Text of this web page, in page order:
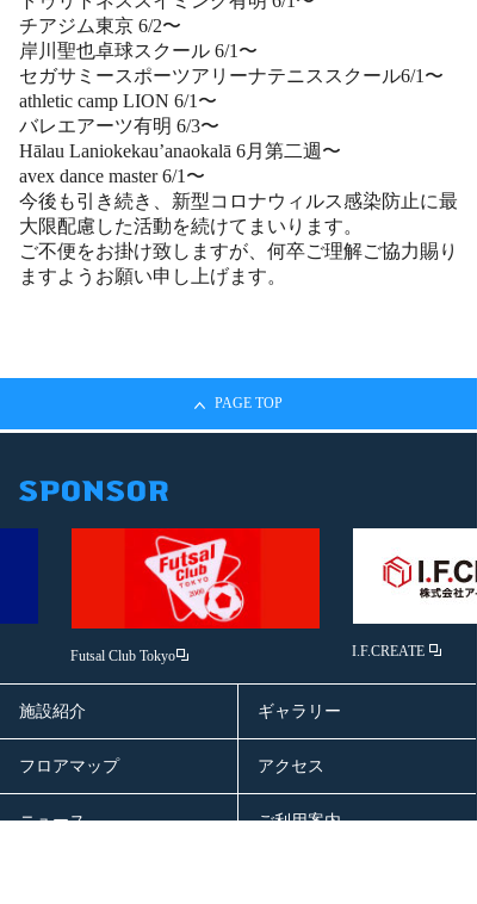
チアジム東京 6/2〜
岸川聖也卓球スクール 6/1〜
セガサミースポーツアリーナテニススクール6/1〜
athletic camp LION 6/1〜
バレエアーツ有明 6/3〜
Hālau Laniokekau’anaokalā 6月第二週〜
avex dance master 6/1〜
今後も引き続き、新型コロナウィルス感染防止に最
大限配慮した活動を続けてまいります。
ご不便をお掛け致しますが、何卒ご理解ご協力賜り
ますようお願い申し上げます。
PAGE TOP
Futsal Club Tokyo I.F.CREATE
施設紹介 ギャラリー
フロアマップ アクセス
ニュース ご利用案内